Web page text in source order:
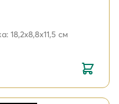
18,2x8,8x11,5 см